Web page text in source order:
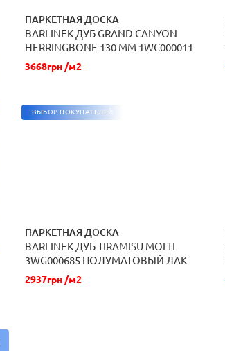
ПАРКЕТНАЯ ДОСКА
BARLINEK ДУБ GRAND CANYON
HERRINGBONE 130 ММ 1WC000011
МАСЛО OXI
3668грн /м2
ЗАКАЗАТЬ
ВЫБОР ПОКУПАТЕЛЕЙ
ПАРКЕТНАЯ ДОСКА
BARLINEK ДУБ TIRAMISU MOLTI
3WG000685 ПОЛУМАТОВЫЙ ЛАК
2937грн /м2
ЗАКАЗАТЬ